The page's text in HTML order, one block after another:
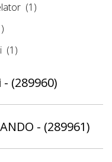
(1)
(1)
(289960)
- (289961)